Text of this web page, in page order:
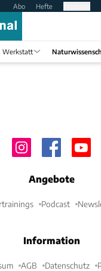
Abo Hefte
Werkstatt
Angebote
Podcast
Information
AGB Datenschutz